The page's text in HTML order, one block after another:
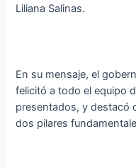
Liliana Salinas.
En su mensaje, el
felicitó a todo el equipo
presentados, y destacó
dos pilares